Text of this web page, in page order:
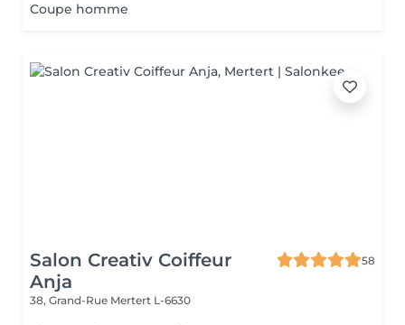
Coupe homme
Salon Creativ Coiffeur
Anja
58
38, Grand-Rue Mertert L-6630